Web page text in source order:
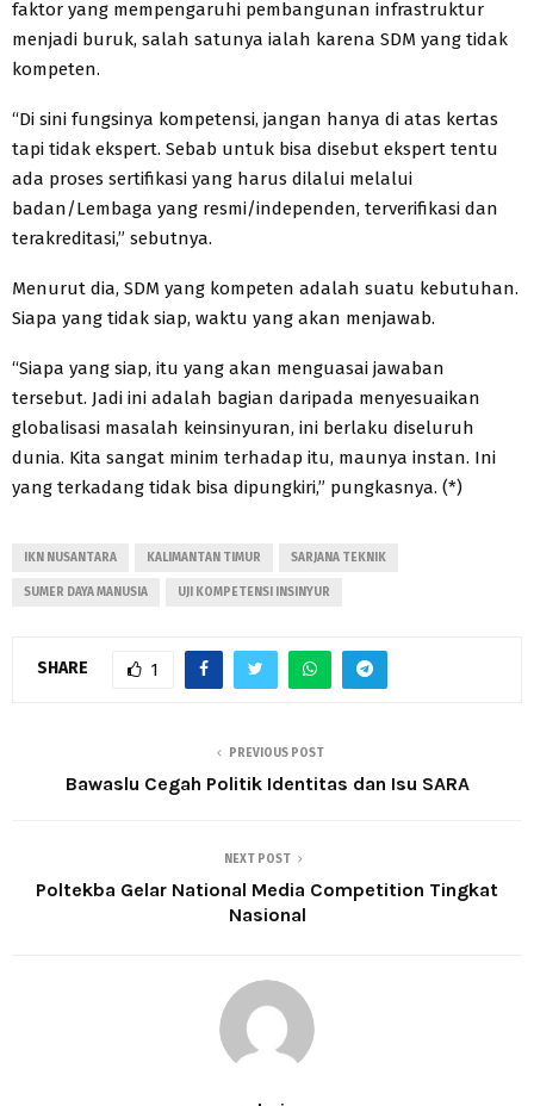
faktor yang mempengaruhi pembangunan infrastruktur
menjadi buruk, salah satunya ialah karena SDM yang tidak
kompeten.
“Di sini fungsinya kompetensi, jangan hanya di atas kertas
tapi tidak ekspert. Sebab untuk bisa disebut ekspert tentu
ada proses sertifikasi yang harus dilalui melalui
badan/Lembaga yang resmi/independen, terverifikasi dan
terakreditasi,” sebutnya.
Menurut dia, SDM yang kompeten adalah suatu kebutuhan.
Siapa yang tidak siap, waktu yang akan menjawab.
“Siapa yang siap, itu yang akan menguasai jawaban
tersebut. Jadi ini adalah bagian daripada menyesuaikan
globalisasi masalah keinsinyuran, ini berlaku diseluruh
dunia. Kita sangat minim terhadap itu, maunya instan. Ini
yang terkadang tidak bisa dipungkiri,” pungkasnya. (*)
IKN NUSANTARA KALIMANTAN TIMUR SARJANA TEKNIK
SUMER DAYA MANUSIA UJI KOMPETENSI INSINYUR
SHARE 1
PREVIOUS POST
Bawaslu Cegah Politik Identitas dan Isu SARA
NEXT POST
Poltekba Gelar National Media Competition Tingkat
Nasional